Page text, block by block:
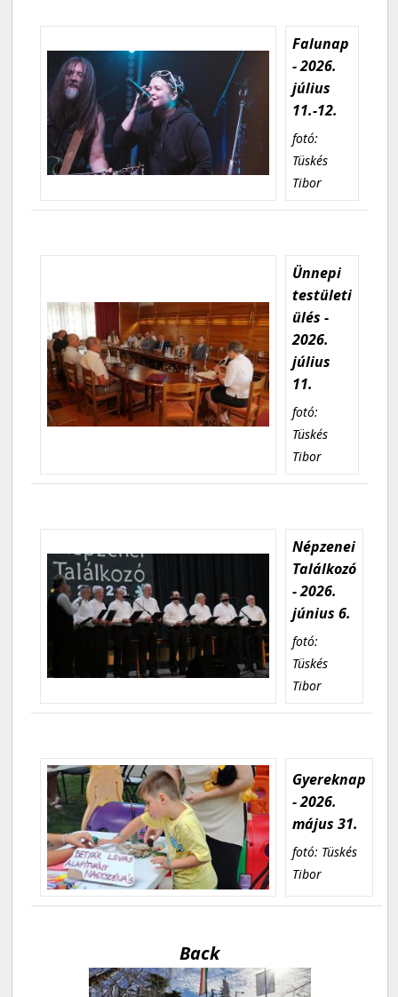
Falunap
- 2026.
július
11.-12.
fotó:
Tüskés
Tibor
Ünnepi
testületi
ülés -
2026.
július
11.
fotó:
Tüskés
Tibor
Népzenei
Találkozó
- 2026.
június 6.
fotó:
Tüskés
Tibor
Gyereknap
- 2026.
május 31.
fotó: Tüskés
Tibor
Back